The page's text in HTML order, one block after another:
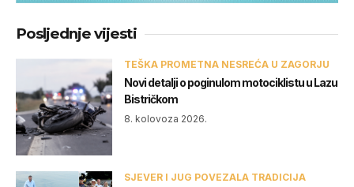
Posljednje vijesti
TEŠKA PROMETNA NESREĆA U ZAGORJU
Novi detalji o poginulom motociklistu u Lazu
Bistričkom
8. kolovoza 2026.
SJEVER I JUG POVEZALA TRADICIJA